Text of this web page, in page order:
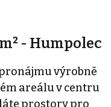
- Humpolec
výrobně
areálu v centru
prostory pro